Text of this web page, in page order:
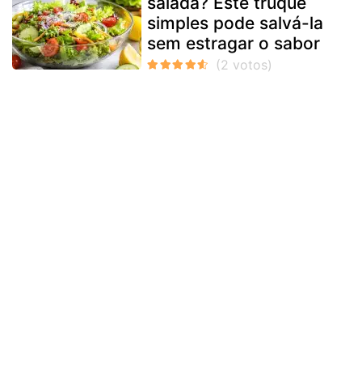
simples pode salvá-la
sem estragar o sabor